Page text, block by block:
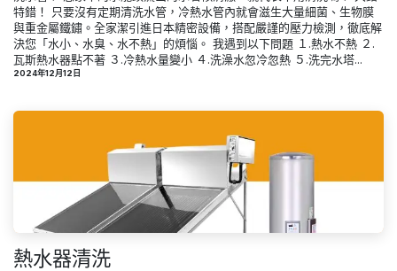
特錯！ 只要沒有定期清洗水管，冷熱水管內就會滋生大量細菌、生物膜
與重金屬鐵鏽。全家潔引進日本精密設備，搭配嚴謹的壓力檢測，徹底解
決您「水小、水臭、水不熱」的煩惱。 我遇到以下問題 １.熱水不熱 ２.
瓦斯熱水器點不著 ３.冷熱水量變小 ４.洗澡水忽冷忽熱 ５.洗完水塔...
2024年12月12日
熱水器清洗